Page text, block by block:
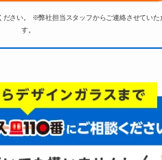
さい。
※弊社担当スタッフからご連絡させていた
す。